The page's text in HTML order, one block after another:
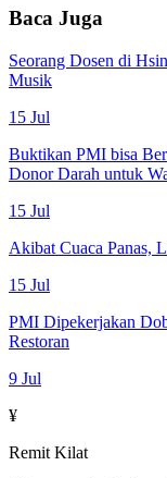
Baca Juga
Seorang Dosen di
Musik
15 Jul
Buktikan PMI bisa
Donor Darah untuk
15 Jul
Akibat Cuaca Panas,
15 Jul
PMI Dipekerjakan
Restoran
9 Jul
¥
Remit Kilat